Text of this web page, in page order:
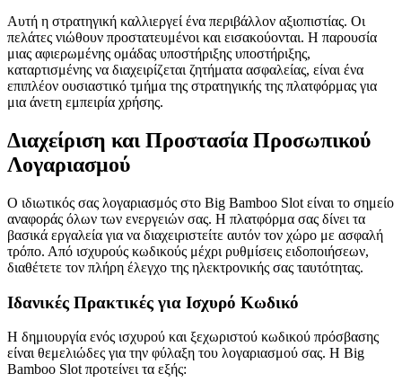
Αυτή η στρατηγική καλλιεργεί ένα περιβάλλον αξιοπιστίας. Οι
πελάτες νιώθουν προστατευμένοι και εισακούονται. Η παρουσία
μιας αφιερωμένης ομάδας υποστήριξης υποστήριξης,
καταρτισμένης να διαχειρίζεται ζητήματα ασφαλείας, είναι ένα
επιπλέον ουσιαστικό τμήμα της στρατηγικής της πλατφόρμας για
μια άνετη εμπειρία χρήσης.
Διαχείριση και Προστασία Προσωπικού
Λογαριασμού
Ο ιδιωτικός σας λογαριασμός στο Big Bamboo Slot είναι το σημείο
αναφοράς όλων των ενεργειών σας. Η πλατφόρμα σας δίνει τα
βασικά εργαλεία για να διαχειριστείτε αυτόν τον χώρο με ασφαλή
τρόπο. Από ισχυρούς κωδικούς μέχρι ρυθμίσεις ειδοποιήσεων,
διαθέτετε τον πλήρη έλεγχο της ηλεκτρονικής σας ταυτότητας.
Ιδανικές Πρακτικές για Ισχυρό Κωδικό
Η δημιουργία ενός ισχυρού και ξεχωριστού κωδικού πρόσβασης
είναι θεμελιώδες για την φύλαξη του λογαριασμού σας. Η Big
Bamboo Slot προτείνει τα εξής: